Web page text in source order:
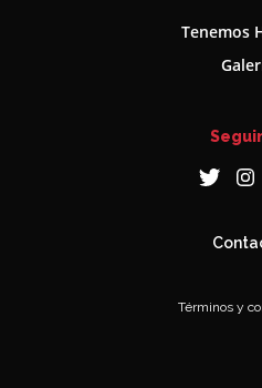
Tenemos
Términos y